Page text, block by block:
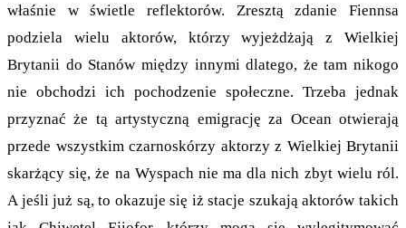
właśnie w świetle reflektorów. Zresztą zdanie Fiennsa
podziela wielu aktorów, którzy wyjeżdżają z Wielkiej
Brytanii do Stanów między innymi dlatego, że tam nikogo
nie obchodzi ich pochodzenie społeczne. Trzeba jednak
przyznać że tą artystyczną emigrację za Ocean otwierają
przede wszystkim czarnoskórzy aktorzy z Wielkiej Brytanii
skarżący się, że na Wyspach nie ma dla nich zbyt wielu ról.
A jeśli już są, to okazuje się iż stacje szukają aktorów takich